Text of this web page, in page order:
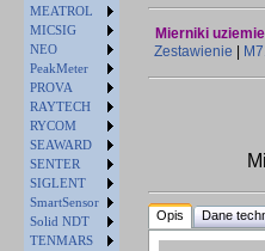
MEATROL
MICSIG
NEO
PeakMeter
PROVA
RAYTECH
RYCOM
SEAWARD
SENTER
SIGLENT
SmartSensor
Solid NDT
TENMARS
Mierniki
Zestawienie
Opis Dane